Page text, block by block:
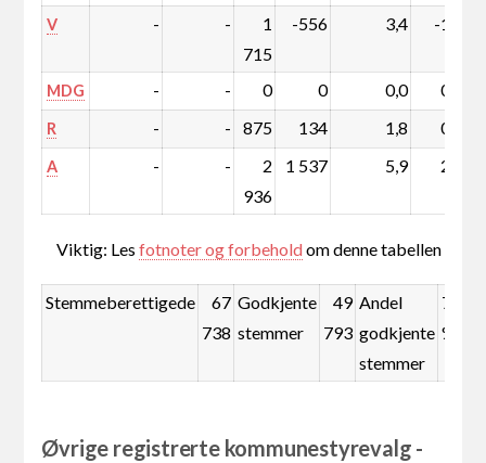
V - -
1
715
-556 3,4 -1,4
MDG - - 0 0 0,0 0,0
R - - 875 134 1,8 0,2
A - -
2
936
1 537 5,9 2,9
Viktig: Lesfotnoter og forbeholdom denne tabellen
Stemmeberettigede
67
738
Godkjente
stemmer
49
793
Andel
godkjente
stemmer
73,5
%
Øvrige registrerte kommunestyrevalg -